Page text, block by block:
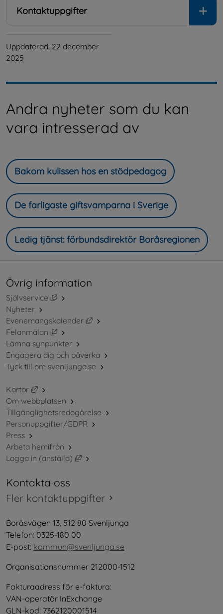
Kontaktuppgifter
Uppdaterad: 22 december
2025
Andra nyheter som du kan
vara intresserad av
Bakom kulissen hos en stödpedagog
De farligaste giftsvamparna i Sverige
Ledig tjänst: förbundsdirektör Boråsregionen
Övrig information
Självservice
Länk till annan webbplats, öppnas i nytt fönster.
Nyheter
Evenemangskalender
Länk till annan webbplats, öppnas i
Felanmälan
Länk till annan webbplats, öppnas i nytt fönster.
Lämna synpunkter
Engagera dig och påverka
Tyck till om svenljunga.se
Kartor
Länk till annan webbplats, öppnas i nytt fönster.
Om webbplatsen
Tillgänglighetsredogörelse
Personuppgifter/GDPR
Press
Arbeta hemifrån
Logga in (anställd)
Länk till annan webbplats, öppnas i nytt
Kontakta oss
Fler kontaktuppgifter
Boråsvägen 13, 512 80 Svenljunga
Telefon: 0325-180 00
E-post: kommun@svenljunga.se
Organisationsnummer 212000-1512
Fakturaadress för e-faktura:
VAN-operatör InExchange
GLN-kod: 7362120001514